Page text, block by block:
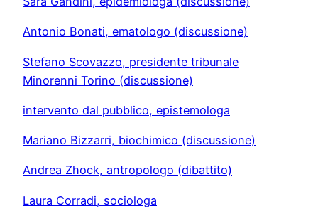
Antonio Bonati, ematologo (discussione)
Stefano Scovazzo, presidente tribunale
Minorenni Torino (discussione)
intervento dal pubblico, epistemologa
Mariano Bizzarri, biochimico (discussione)
Andrea Zhock, antropologo (dibattito)
Laura Corradi, sociologa